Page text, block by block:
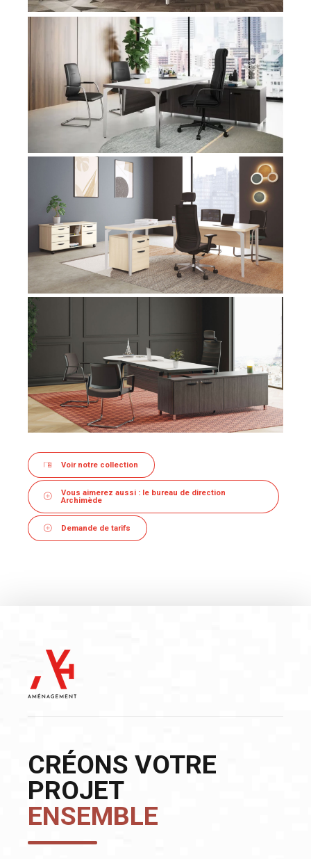
Voir notre collection
Vous aimerez aussi : le bureau de direction
Archimède
Demande de tarifs
CRÉONS VOTRE
PROJET
ENSEMBLE